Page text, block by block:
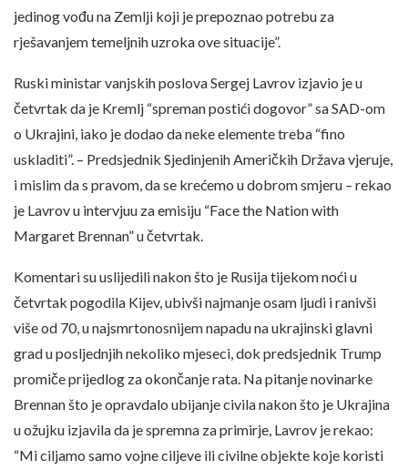
jedinog vođu na Zemlji koji je prepoznao potrebu za
rješavanjem temeljnih uzroka ove situacije”.
Ruski ministar vanjskih poslova Sergej Lavrov izjavio je u
četvrtak da je Kremlj “spreman postići dogovor” sa SAD-om
o Ukrajini, iako je dodao da neke elemente treba “fino
uskladiti”. – Predsjednik Sjedinjenih Američkih Država vjeruje,
i mislim da s pravom, da se krećemo u dobrom smjeru – rekao
je Lavrov u intervjuu za emisiju “Face the Nation with
Margaret Brennan” u četvrtak.
Komentari su uslijedili nakon što je Rusija tijekom noći u
četvrtak pogodila Kijev, ubivši najmanje osam ljudi i ranivši
više od 70, u najsmrtonosnijem napadu na ukrajinski glavni
grad u posljednjih nekoliko mjeseci, dok predsjednik Trump
promiče prijedlog za okončanje rata. Na pitanje novinarke
Brennan što je opravdalo ubijanje civila nakon što je Ukrajina
u ožujku izjavila da je spremna za primirje, Lavrov je rekao:
“Mi ciljamo samo vojne ciljeve ili civilne objekte koje koristi